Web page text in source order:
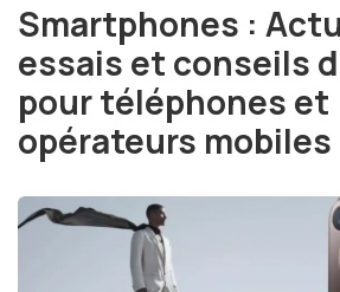
Smartphones :
essais et conseils
pour téléphones et
opérateurs mobiles